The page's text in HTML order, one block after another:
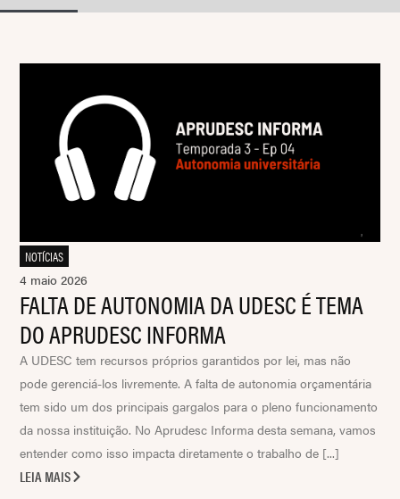
NOTÍCIAS
4 maio 2026
FALTA DE AUTONOMIA DA UDESC É TEMA
DO APRUDESC INFORMA
A UDESC tem recursos próprios garantidos por lei, mas não
pode gerenciá-los livremente. A falta de autonomia orçamentária
tem sido um dos principais gargalos para o pleno funcionamento
da nossa instituição. No Aprudesc Informa desta semana, vamos
entender como isso impacta diretamente o trabalho de [...]
LEIA MAIS